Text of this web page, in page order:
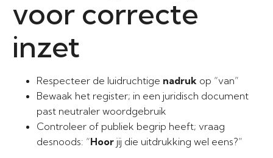
voor correcte
inzet
Respecteer de luidruchtige nadruk op “van”
Bewaak het register; in een juridisch document
past neutraler woordgebruik
Controleer of publiek begrip heeft; vraag
desnoods: “Hoor jij die uitdrukking wel eens?”